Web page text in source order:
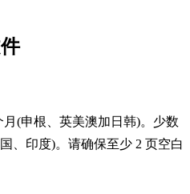
(申根、英美澳加日韩)。少数
、印度)。请确保至少 2 页空白